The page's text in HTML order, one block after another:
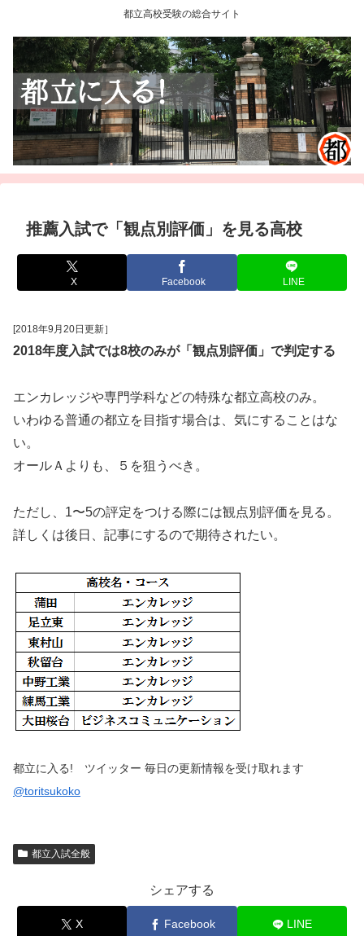
都立高校受験の総合サイト
推薦入試で「観点別評価」を見る高校
X Facebook LINE
[2018年9月20日更新］
2018年度入試では8校のみが「観点別評価」で判定する
エンカレッジや専門学科などの特殊な都立高校のみ。
いわゆる普通の都立を目指す場合は、気にすることはな
い。
オールＡよりも、５を狙うべき。
ただし、1〜5の評定をつける際には観点別評価を見る。
詳しくは後日、記事にするので期待されたい。
都立に入る! ツイッター 毎日の更新情報を受け取れます
@toritsukoko
都立入試全般
シェアする
X Facebook LINE